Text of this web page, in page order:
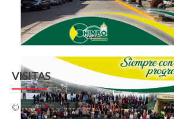
VISITAS
© 2009-2026 byGPIUTMD